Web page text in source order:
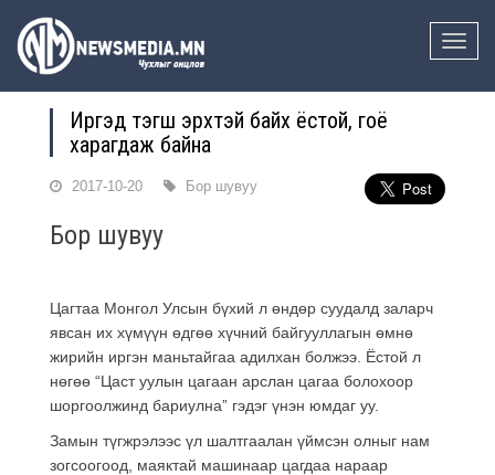
Toggle
Иргэд тэгш эрхтэй байх ёстой, гоё
харагдаж байна
2017-10-20 Бор шувуу
Бор шувуу
Цагтаа Монгол Улсын бүхий л өндөр суудалд заларч
явсан их хүмүүн өдгөө хүчний байгууллагын өмнө
жирийн иргэн маньтайгаа адилхан болжээ. Ёстой л
нөгөө “Цаст уулын цагаан арслан цагаа болохоор
шоргоолжинд бариулна” гэдэг үнэн юмдаг уу.
Замын түгжрэлээс үл шалтгаалан үймсэн олныг нам
зогсоогоод, маяктай машинаар цагдаа нараар